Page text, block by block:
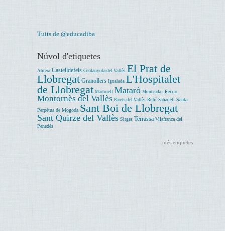
Tuits de @educadiba
Núvol d'etiquetes
Abrera Castelldefels Cerdanyola del Vallès El Prat de
Llobregat Granollers Igualada L'Hospitalet
de Llobregat Martorell Mataró Montcada i Reixac
Montornès del Vallès Parets del Vallès Rubí Sabadell Santa
Perpètua de Mogoda Sant Boi de Llobregat
Sant Quirze del Vallès Sitges Terrassa Vilafranca del
Penedès
més etiquetes